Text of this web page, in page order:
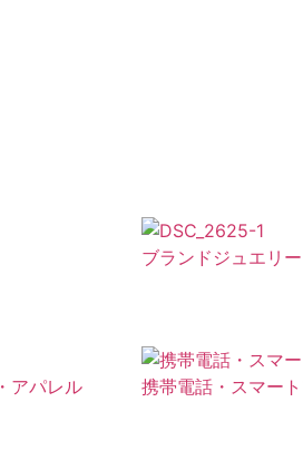
ブランドジュエリ
アパレル 携帯電話・スマー